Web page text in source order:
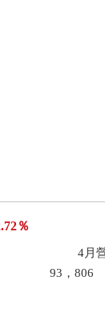
％
元) 項目 4月
93，806